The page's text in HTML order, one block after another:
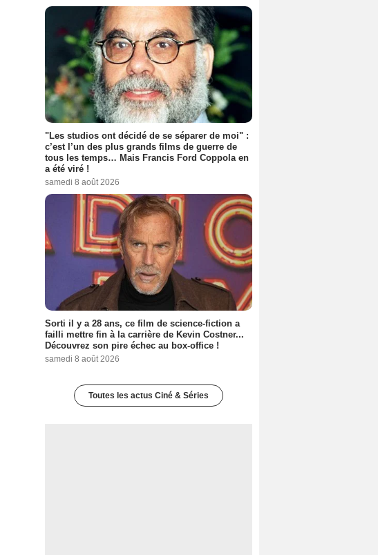
"Les studios ont décidé de se séparer de moi" :
c’est l’un des plus grands films de guerre de
tous les temps… Mais Francis Ford Coppola en
a été viré !
samedi 8 août 2026
Sorti il y a 28 ans, ce film de science-fiction a
failli mettre fin à la carrière de Kevin Costner...
Découvrez son pire échec au box-office !
samedi 8 août 2026
Toutes les actus Ciné & Séries